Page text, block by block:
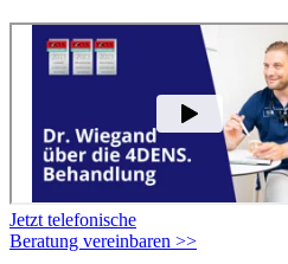
Jetzt telefonische
Beratung vereinbaren >>